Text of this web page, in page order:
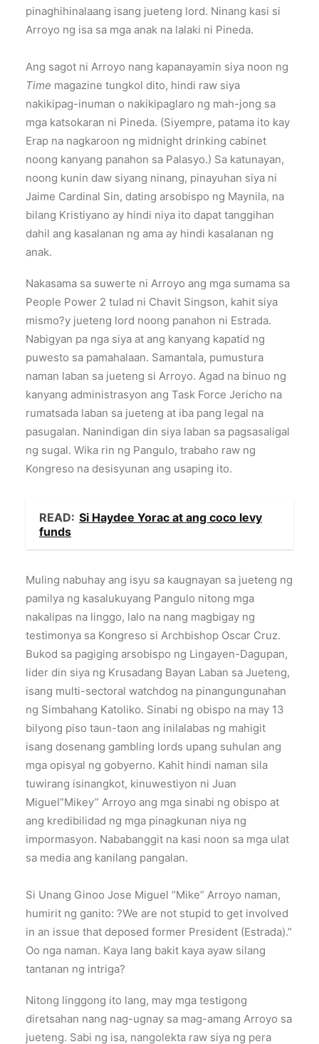
pinaghihinalaang isang jueteng lord. Ninang kasi si
Arroyo ng isa sa mga anak na lalaki ni Pineda.
Ang sagot ni Arroyo nang kapanayamin siya noon ng
Time magazine tungkol dito, hindi raw siya
nakikipag-inuman o nakikipaglaro ng mah-jong sa
mga katsokaran ni Pineda. (Siyempre, patama ito kay
Erap na nagkaroon ng midnight drinking cabinet
noong kanyang panahon sa Palasyo.) Sa katunayan,
noong kunin daw siyang ninang, pinayuhan siya ni
Jaime Cardinal Sin, dating arsobispo ng Maynila, na
bilang Kristiyano ay hindi niya ito dapat tanggihan
dahil ang kasalanan ng ama ay hindi kasalanan ng
anak.
Nakasama sa suwerte ni Arroyo ang mga sumama sa
People Power 2 tulad ni Chavit Singson, kahit siya
mismo?y jueteng lord noong panahon ni Estrada.
Nabigyan pa nga siya at ang kanyang kapatid ng
puwesto sa pamahalaan. Samantala, pumustura
naman laban sa jueteng si Arroyo. Agad na binuo ng
kanyang administrasyon ang Task Force Jericho na
rumatsada laban sa jueteng at iba pang legal na
pasugalan. Nanindigan din siya laban sa pagsasaligal
ng sugal. Wika rin ng Pangulo, trabaho raw ng
Kongreso na desisyunan ang usaping ito.
READ: Si Haydee Yorac at ang coco levy
funds
Muling nabuhay ang isyu sa kaugnayan sa jueteng ng
pamilya ng kasalukuyang Pangulo nitong mga
nakalipas na linggo, lalo na nang magbigay ng
testimonya sa Kongreso si Archbishop Oscar Cruz.
Bukod sa pagiging arsobispo ng Lingayen-Dagupan,
lider din siya ng Krusadang Bayan Laban sa Jueteng,
isang multi-sectoral watchdog na pinangungunahan
ng Simbahang Katoliko. Sinabi ng obispo na may 13
bilyong piso taun-taon ang inilalabas ng mahigit
isang dosenang gambling lords upang suhulan ang
mga opisyal ng gobyerno. Kahit hindi naman sila
tuwirang isinangkot, kinuwestiyon ni Juan
Miguel”Mikey” Arroyo ang mga sinabi ng obispo at
ang kredibilidad ng mga pinagkunan niya ng
impormasyon. Nababanggit na kasi noon sa mga ulat
sa media ang kanilang pangalan.
Si Unang Ginoo Jose Miguel “Mike” Arroyo naman,
humirit ng ganito: ?We are not stupid to get involved
in an issue that deposed former President (Estrada).”
Oo nga naman. Kaya lang bakit kaya ayaw silang
tantanan ng intriga?
Nitong linggong ito lang, may mga testigong
diretsahan nang nag-ugnay sa mag-amang Arroyo sa
jueteng. Sabi ng isa, nangolekta raw siya ng pera